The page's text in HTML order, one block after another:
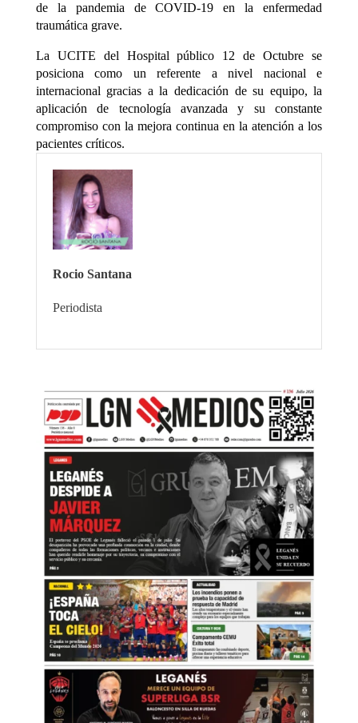
de la pandemia de COVID-19 en la enfermedad
traumática grave.
La UCITE del Hospital público 12 de Octubre se
posiciona como un referente a nivel nacional e
internacional gracias a la dedicación de su equipo, la
aplicación de tecnología avanzada y su constante
compromiso con la mejora continua en la atención a los
pacientes críticos.
Rocio Santana
Periodista